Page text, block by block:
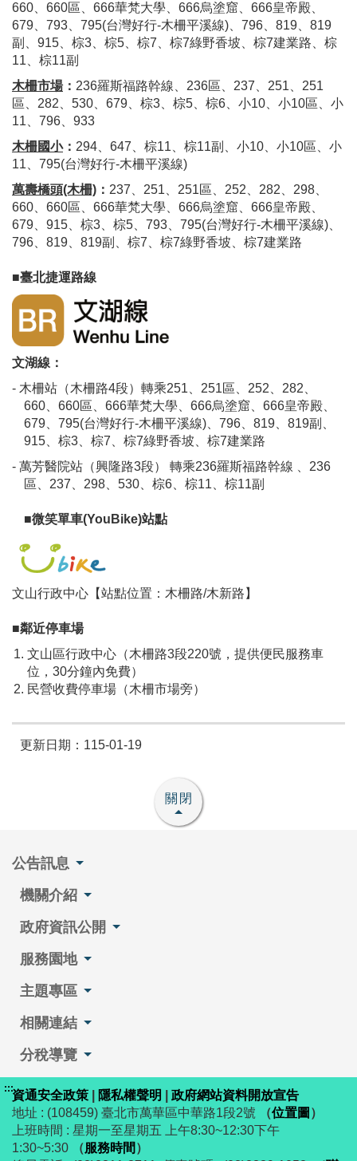
660、660區、666華梵大學、666烏塗窟、666皇帝殿、
679、793、795(台灣好行-木柵平溪線)、796、819、819
副、915、棕3、棕5、棕7、棕7綠野香坡、棕7建業路、棕
11、棕11副
木柵市場： 236羅斯福路幹線、236區、237、251、251
區、282、530、679、棕3、棕5、棕6、小10、小10區、小
11、796、933
木柵國小： 294、647、棕11、棕11副、小10、小10區、小
11、795(台灣好行-木柵平溪線)
萬壽橋頭(木柵) ： 237、251、251區、252、282、298、
660、660區、666華梵大學、666烏塗窟、666皇帝殿、
679、915、棕3、棕5、793、795(台灣好行-木柵平溪線)、
796、819、819副、棕7、棕7綠野香坡、棕7建業路
■臺北捷運路線
文湖線：
- 木柵站（木柵路4段）轉乘251、251區、252、282、
660、660區、666華梵大學、666烏塗窟、666皇帝殿、
679、795(台灣好行-木柵平溪線)、796、819、819副、
915、棕3、棕7、棕7綠野香坡、棕7建業路
- 萬芳醫院站（興隆路3段） 轉乘236羅斯福路幹線 、236
區、237、298、530、棕6、棕11、棕11副
■微笑單車(YouBike)站點
文山行政中心【站點位置：木柵路/木新路】
■鄰近停車場
文山區行政中心（木柵路3段220號，提供便民服務車
位，30分鐘內免費）
民營收費停車場（木柵市場旁）
更新日期：115-01-19
關閉
公告訊息
機關介紹
政府資訊公開
服務園地
主題專區
相關連結
分稅導覽
:::資通安全政策 隱私權聲明
政府網站資料開放宣告
地址 : (108459) 臺北市萬華區中華路1段2號
（位置圖 ）
上班時間 : 星期一至星期五 上午8:30~12:30下午
1:30~5:30
（服務時間 ）